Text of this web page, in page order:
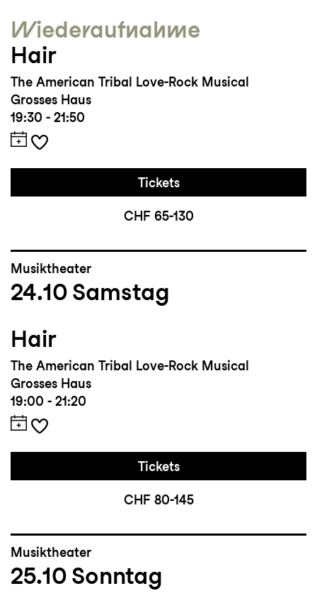
Wieder­aufnahme
Hair
The American Tribal Love-Rock Musical
Grosses Haus
19:30 - 21:50
Tickets
CHF 65-130
Musiktheater
24.10 Samstag
Hair
The American Tribal Love-Rock Musical
Grosses Haus
19:00 - 21:20
Tickets
CHF 80-145
Musiktheater
25.10 Sonntag